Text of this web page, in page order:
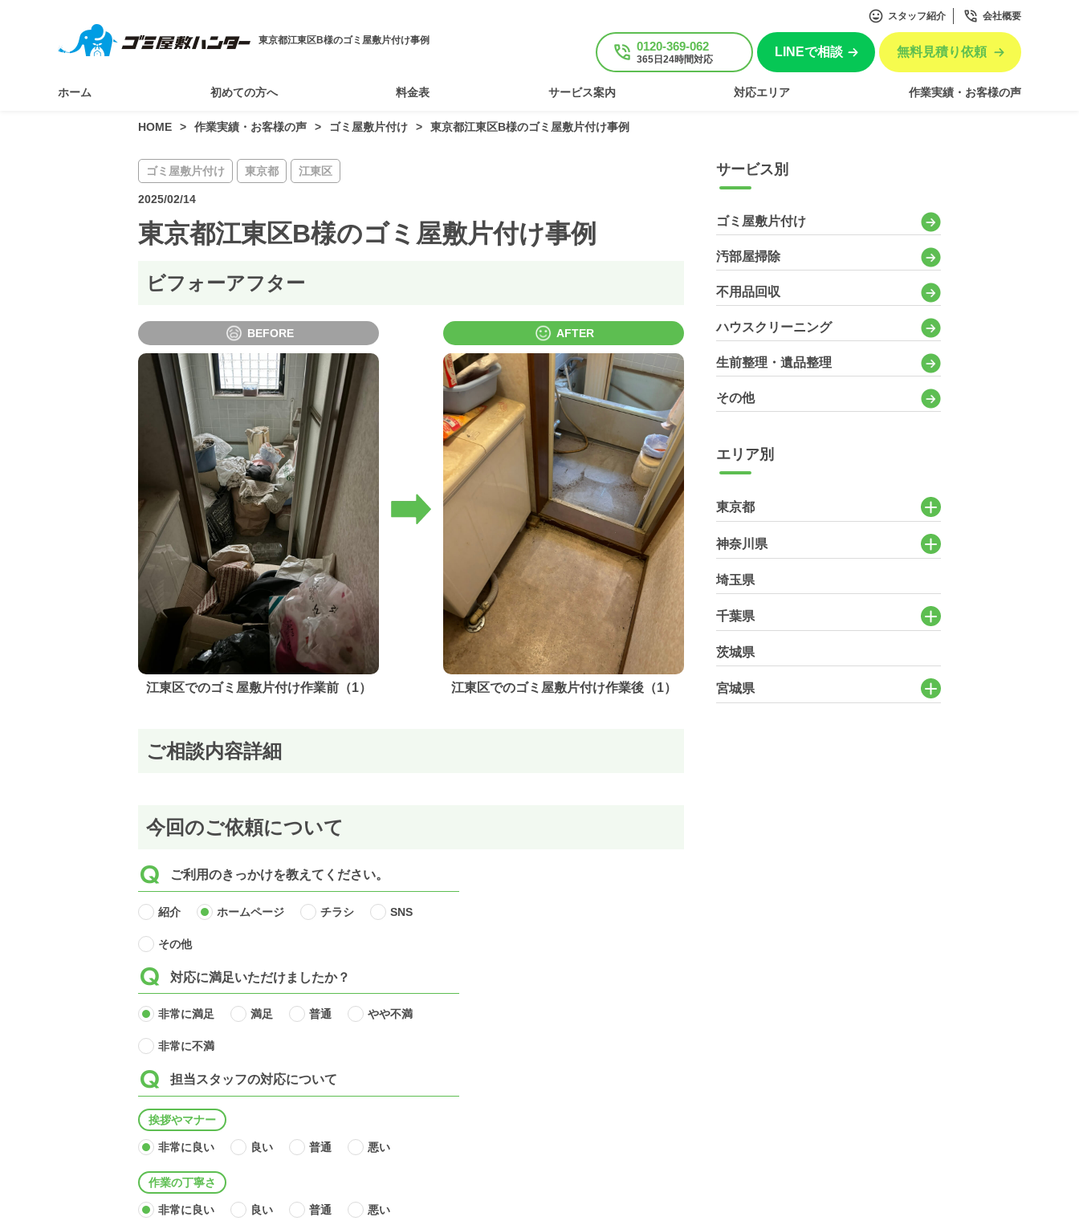
東京都江東区B様のゴミ屋敷片付け事例
スタッフ紹介 会社概要
0120-369-062
365日24時間対応
LINEで相談 無料見積り依頼
ホーム 初めての方へ 料金表 サービス案内 対応エリア 作業実績・お客様の声
HOME 作業実績・お客様の声 ゴミ屋敷片付け 東京都江東区B様のゴミ屋敷片付け事例
ゴミ屋敷片付け 東京都 江東区
2025/02/14
東京都江東区B様のゴミ屋敷片付け事例
ビフォーアフター
BEFORE
江東区でのゴミ屋敷片付け作業前（1）
AFTER
江東区でのゴミ屋敷片付け作業後（1）
ご相談内容詳細
今回のご依頼について
ご利用のきっかけを教えてください。
紹介 ホームページ チラシ SNS
その他
対応に満足いただけましたか？
非常に満足 満足 普通 やや不満
非常に不満
担当スタッフの対応について
挨拶やマナー
非常に良い 良い 普通 悪い
作業の丁寧さ
非常に良い 良い 普通 悪い
サービス別
ゴミ屋敷片付け
汚部屋掃除
不用品回収
ハウスクリーニング
生前整理・遺品整理
その他
エリア別
東京都
神奈川県
埼玉県
千葉県
茨城県
宮城県